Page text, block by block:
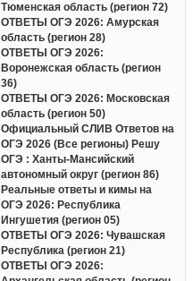
Тюменская область (регион 72)
ОТВЕТЫ ОГЭ 2026: Амурская
область (регион 28)
ОТВЕТЫ ОГЭ 2026:
Воронежская область (регион
36)
ОТВЕТЫ ОГЭ 2026: Московская
область (регион 50)
Официальный СЛИВ Ответов на
ОГЭ 2026 (Все регионы) Решу
ОГЭ : Ханты-Мансийский
автономный округ (регион 86)
Реальные ответы и кимы на
ОГЭ 2026: Республика
Ингушетия (регион 05)
ОТВЕТЫ ОГЭ 2026: Чувашская
Республика (регион 21)
ОТВЕТЫ ОГЭ 2026: